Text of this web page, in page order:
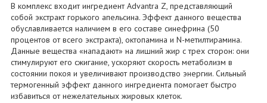
В комплекс входит ингредиент Advantra Z, представляющий
собой экстракт горького апельсина. Эффект данного вещества
обуславливается наличием в его составе синефрина (50
процентов от всего экстракта), октопамина и N-метилтирамина.
Данные вещества «нападают» на лишний жир с трех сторон: они
стимулируют его сжигание, ускоряют скорость метаболизм в
состоянии покоя и увеличивают производство энергии. Сильный
термогенный эффект данного ингредиента помогает быстро
избавиться от нежелательных жировых клеток.